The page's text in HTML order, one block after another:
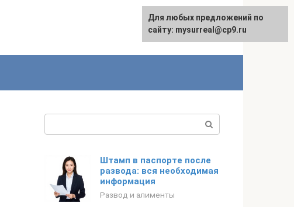
Штамп в паспорте после
развода: вся необходимая
информация
Развод и алименты
Для любых предложений по
сайту: mysurreal@cp9.ru